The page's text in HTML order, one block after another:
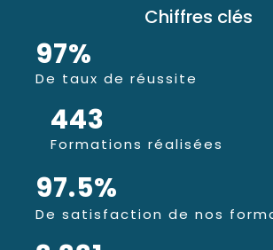
Chiffres clés
De taux de réussite
97%
Formations réalisées
443
De satisfaction de nos
97.5%